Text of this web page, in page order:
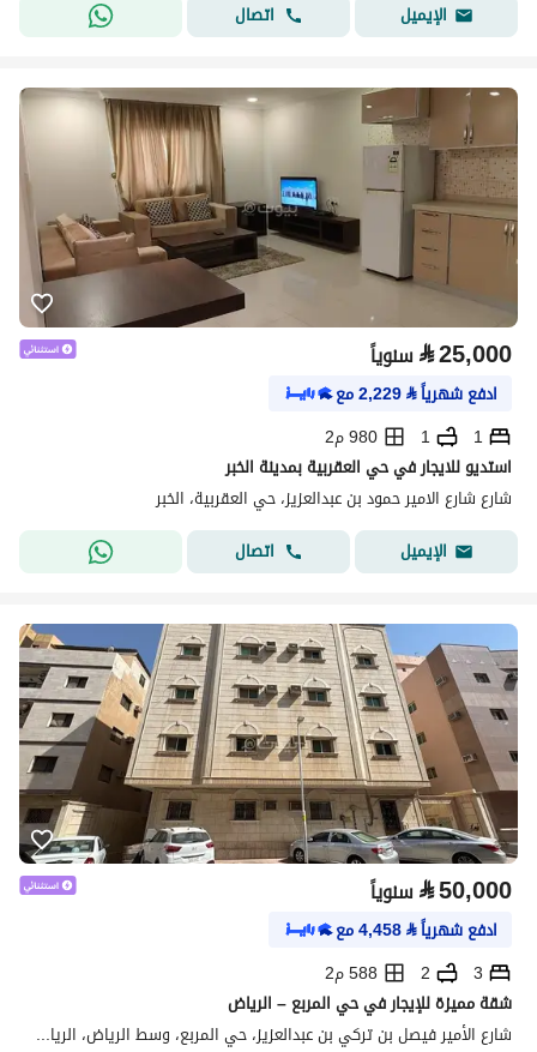
الإيميل اتصال
⃁25,000 سنوياً
ادفع شهرياً⃁
2,229مع
1
1
980 م2
استديو للايجار في حي العقربية بمدينة الخبر
شارع شارع الامير حمود بن عبدالعزيز، حي العقربية، الخبر
الإيميل
اتصال
⃁50,000 سنوياً
ادفع شهرياً⃁
4,458مع
3
2
588 م2
شقة مميزة للإيجار في حي المربع – الرياض
شارع الأمير فيصل بن تركي بن عبدالعزيز، حي المربع، وسط الرياض، الرياض